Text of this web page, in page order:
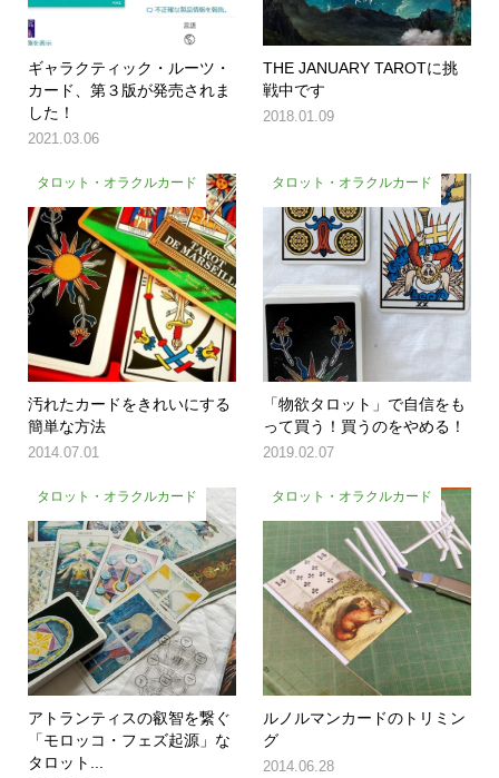
ギャラクティック・ルーツ・
カード、第３版が発売されま
した！
2021.03.06
THE JANUARY TAROTに挑
戦中です
2018.01.09
タロット・オラクルカード
汚れたカードをきれいにする
簡単な方法
2014.07.01
タロット・オラクルカード
「物欲タロット」で自信をも
って買う！買うのをやめる！
2019.02.07
タロット・オラクルカード
アトランティスの叡智を繋ぐ
「モロッコ・フェズ起源」な
タロット...
タロット・オラクルカード
ルノルマンカードのトリミン
グ
2014.06.28